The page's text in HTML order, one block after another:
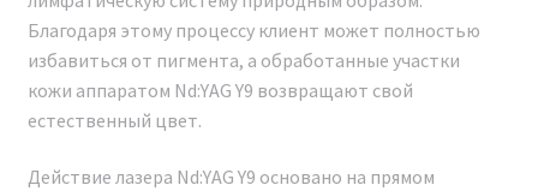
Благодаря этому процессу клиент может полностью
избавиться от пигмента, а обработанные участки
кожи аппаратом Nd:YAG Y9 возвращают свой
естественный цвет.
Действие лазера Nd:YAG Y9 основано на прямом